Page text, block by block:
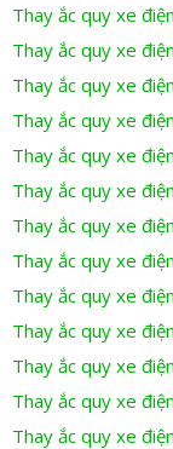
Thay ắc quy xe
Thay ắc quy xe
Thay ắc quy xe
Thay ắc quy xe
Thay ắc quy xe
Thay ắc quy xe
Thay ắc quy xe
Thay ắc quy xe
Thay ắc quy xe
Thay ắc quy xe
Thay ắc quy xe
Thay ắc quy xe
Thay ắc quy xe